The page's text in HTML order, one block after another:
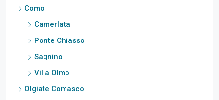
Como
Camerlata
Ponte Chiasso
Sagnino
Villa Olmo
Olgiate Comasco